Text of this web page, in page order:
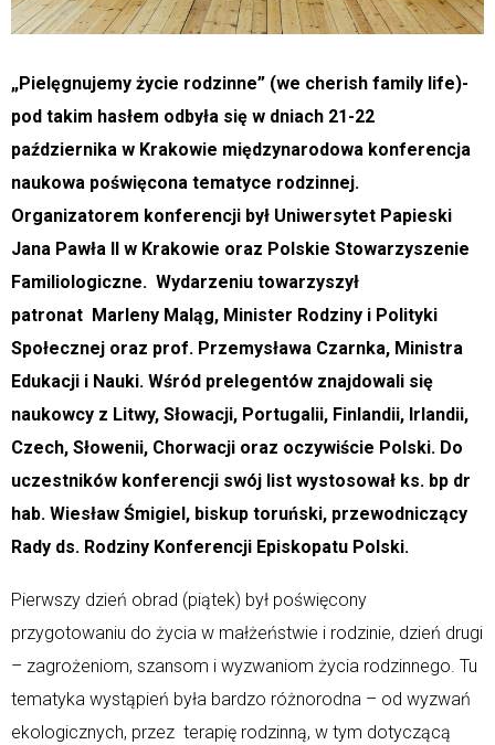
„Pielęgnujemy życie rodzinne” (we cherish family life)-
pod takim hasłem odbyła się w dniach 21-22
października w Krakowie międzynarodowa konferencja
naukowa poświęcona tematyce rodzinnej.
Organizatorem konferencji był Uniwersytet Papieski
Jana Pawła II w Krakowie oraz Polskie Stowarzyszenie
Familiologiczne. Wydarzeniu towarzyszył
patronat Marleny Maląg, Minister Rodziny i Polityki
Społecznej oraz prof. Przemysława Czarnka, Ministra
Edukacji i Nauki. Wśród prelegentów znajdowali się
naukowcy z Litwy, Słowacji, Portugalii, Finlandii, Irlandii,
Czech, Słowenii, Chorwacji oraz oczywiście Polski. Do
uczestników konferencji swój list wystosował ks. bp dr
hab. Wiesław Śmigiel, biskup toruński, przewodniczący
Rady ds. Rodziny Konferencji Episkopatu Polski.
Pierwszy dzień obrad (piątek) był poświęcony
przygotowaniu do życia w małżeństwie i rodzinie, dzień drugi
– zagrożeniom, szansom i wyzwaniom życia rodzinnego. Tu
tematyka wystąpień była bardzo różnorodna – od wyzwań
ekologicznych, przez terapię rodzinną, w tym dotyczącą